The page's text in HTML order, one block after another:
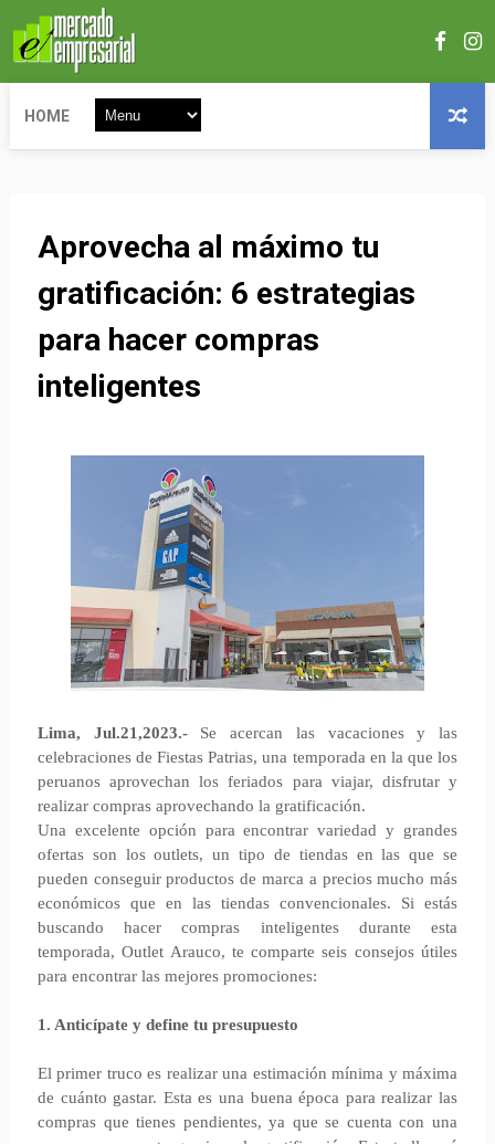
HOME
Aprovecha al máximo tu
gratificación: 6 estrategias
para hacer compras
inteligentes
Lima, Jul.21,2023.-Se acercan las vacaciones y las
celebraciones de Fiestas Patrias, una temporada en la que los
peruanos aprovechan los feriados para viajar, disfrutar y
realizar compras aprovechando la gratificación.
Una excelente opción para encontrar variedad y grandes
ofertas son los outlets, un tipo de tiendas en las que se
pueden conseguir productos de marca a precios mucho más
económicos que en las tiendas convencionales. Si estás
buscando hacer compras inteligentes durante esta
temporada, Outlet Arauco, te comparte seis consejos útiles
para encontrar las mejores promociones:
1. Anticípate y define tu presupuesto
El primer truco es realizar una estimación mínima y máxima
de cuánto gastar. Esta es una buena época para realizar las
compras que tienes pendientes, ya que se cuenta con una